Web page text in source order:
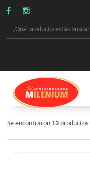
LIMPIEZA
Se encontraron 13 productos